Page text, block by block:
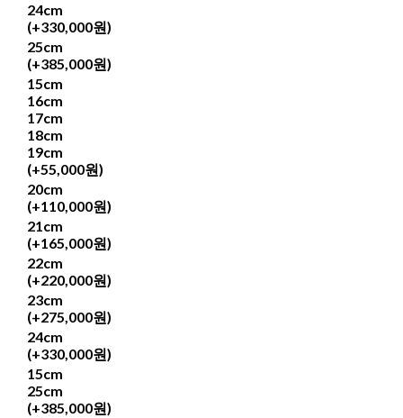
24cm
(+330,000원)
25cm
(+385,000원)
15cm
16cm
17cm
18cm
19cm
(+55,000원)
20cm
(+110,000원)
21cm
(+165,000원)
22cm
(+220,000원)
23cm
(+275,000원)
24cm
(+330,000원)
15cm
25cm
(+385,000원)